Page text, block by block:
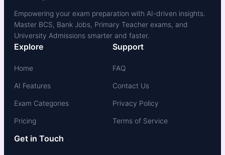
Empowering your exam preparation with AI-driven insights.
Master BCS, Bank Jobs, Primary Teacher exams, and
University Admissions smarter and faster.
Explore
Home
AI Features
Exam Categories
Pricing
Support
FAQ
Contact Us
Privacy Policy
Terms of Service
Get in Touch